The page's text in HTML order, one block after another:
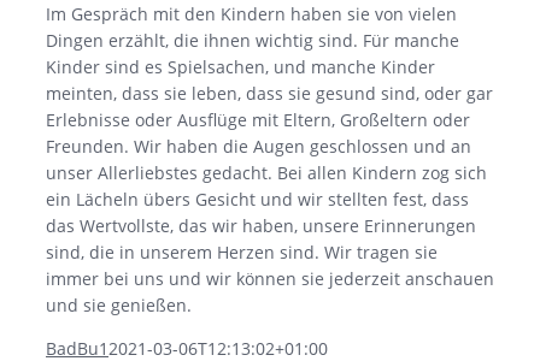
Im Gespräch mit den Kindern haben sie von vielen
Dingen erzählt, die ihnen wichtig sind. Für manche
Kinder sind es Spielsachen, und manche Kinder
meinten, dass sie leben, dass sie gesund sind, oder gar
Erlebnisse oder Ausflüge mit Eltern, Großeltern oder
Freunden. Wir haben die Augen geschlossen und an
unser Allerliebstes gedacht. Bei allen Kindern zog sich
ein Lächeln übers Gesicht und wir stellten fest, dass
das Wertvollste, das wir haben, unsere Erinnerungen
sind, die in unserem Herzen sind. Wir tragen sie
immer bei uns und wir können sie jederzeit anschauen
und sie genießen.
BadBu1 2021-03-06T12:13:02+01:00